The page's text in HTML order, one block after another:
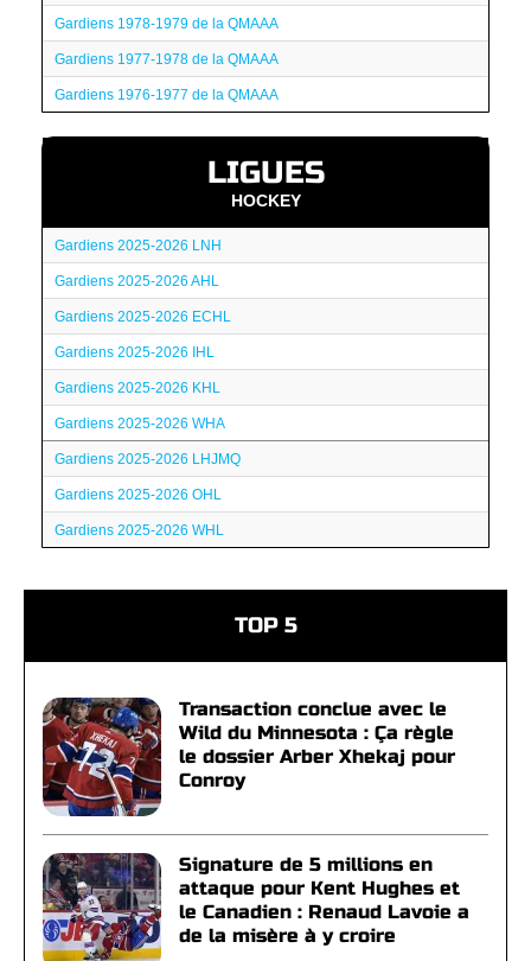
Gardiens 1978-1979 de la QMAAA
Gardiens 1977-1978 de la QMAAA
Gardiens 1976-1977 de la QMAAA
LIGUES
HOCKEY
Gardiens 2025-2026 LNH
Gardiens 2025-2026 AHL
Gardiens 2025-2026 ECHL
Gardiens 2025-2026 IHL
Gardiens 2025-2026 KHL
Gardiens 2025-2026 WHA
Gardiens 2025-2026 LHJMQ
Gardiens 2025-2026 OHL
Gardiens 2025-2026 WHL
TOP 5
Transaction conclue avec le
Wild du Minnesota : Ça règle
le dossier Arber Xhekaj pour
Conroy
Signature de 5 millions en
attaque pour Kent Hughes et
le Canadien : Renaud Lavoie a
de la misère à y croire